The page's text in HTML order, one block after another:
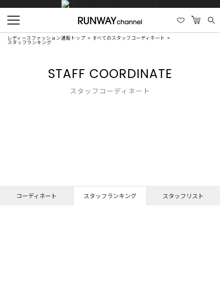
レディースファッション通販トップ すべてのスタッフコーディネート
スタッフランキング
STAFF COORDINATE
スタッフコーディネート
コーディネート スタッフランキング スタッフリスト